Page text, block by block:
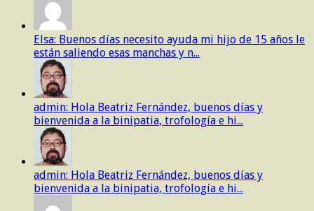
Elsa: Buenos días necesito ayuda mi hijo de 15 años le
están saliendo esas manchas y n...
admin: Hola Beatriz Fernández, buenos días y
bienvenida a la binipatia, trofología e hi...
admin: Hola Beatriz Fernández, buenos días y
bienvenida a la binipatia, trofología e hi...